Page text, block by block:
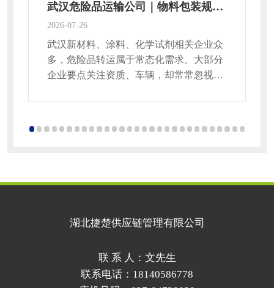
武汉危险品运输公司｜物料包装规范，很多企业都忽略
2026-07-26
武汉新材料、涂料、化学试剂相关企业众
多，危险品转运属于常态化需求。大部分
企业要点关注资质、车辆，却常常忽视物
不能使用普通塑料桶，易挥发货品需要具
湖北捷楚供应链管理有限公司
联 系 人：文先生
联系电话：18140586778